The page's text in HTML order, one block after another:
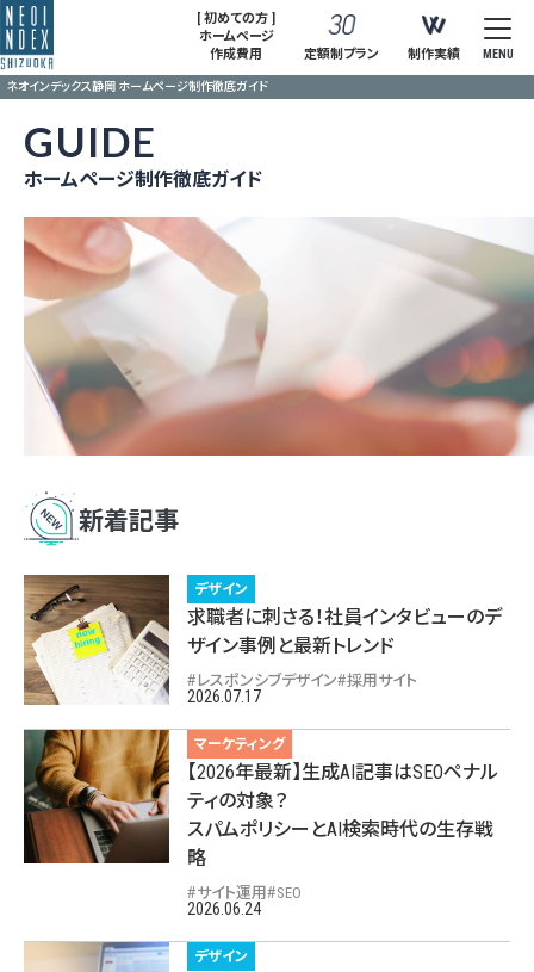
[ 初めての方 ]
ホームページ
作成費用
定額制プラン 制作実績 MENU
ネオインデックス静岡 ホームページ制作徹底ガイド
GUIDE
ホームページ制作徹底ガイド
新着記事
デザイン
求職者に刺さる！社員インタビューのデ
ザイン事例と最新トレンド
レスポンシブデザイン 採用サイト
2026.07.17
マーケティング
【2026年最新】生成AI記事はSEOペナル
ティの対象？
スパムポリシーとAI検索時代の生存戦
略
サイト運用 SEO
2026.06.24
デザイン